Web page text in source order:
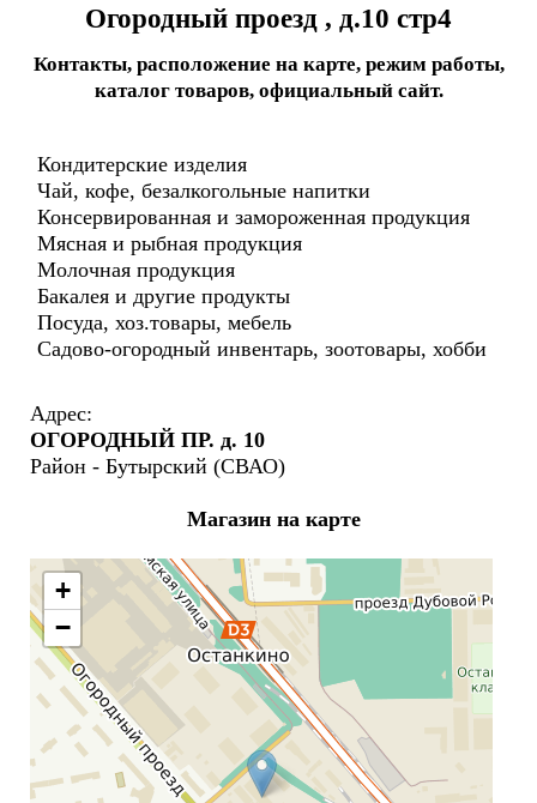
Огородный проезд , д.10 стр4
Контакты, расположение на карте, режим работы,
каталог товаров, официальный сайт.
Кондитерские изделия
Чай, кофе, безалкогольные напитки
Консервированная и замороженная продукция
Мясная и рыбная продукция
Молочная продукция
Бакалея и другие продукты
Посуда, хоз.товары, мебель
Садово-огородный инвентарь, зоотовары, хобби
Адрес:
ОГОРОДНЫЙ ПР. д. 10
Район - Бутырский (СВАО)
Магазин на карте
+
−